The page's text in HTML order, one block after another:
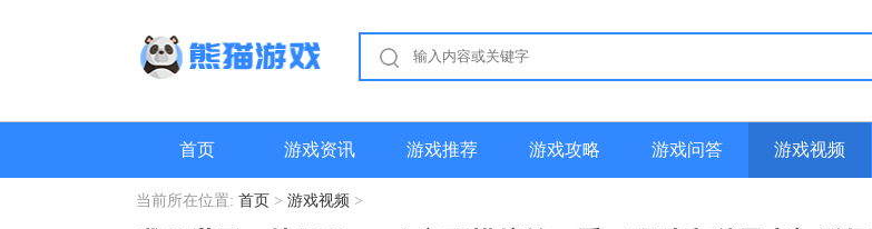
首页 游戏资讯 游戏推荐 游戏攻略 游戏问答 游戏视频
当前所在位置: 首页 > 游戏视频 >